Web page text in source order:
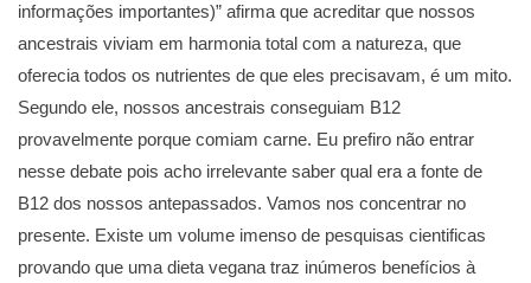
informações importantes)” afirma que acreditar que nossos
ancestrais viviam em harmonia total com a natureza, que
oferecia todos os nutrientes de que eles precisavam, é um mito.
Segundo ele, nossos ancestrais conseguiam B12
provavelmente porque comiam carne. Eu prefiro não entrar
nesse debate pois acho irrelevante saber qual era a fonte de
B12 dos nossos antepassados. Vamos nos concentrar no
presente. Existe um volume imenso de pesquisas cientificas
provando que uma dieta vegana traz inúmeros benefícios à